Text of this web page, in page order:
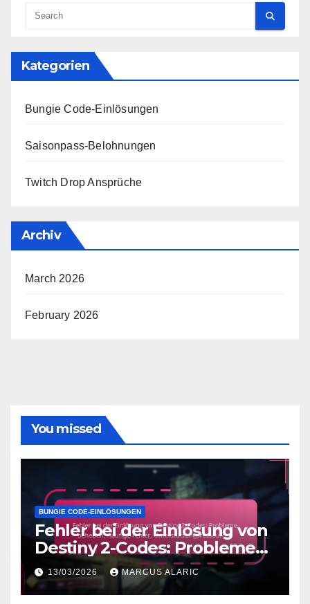
Kategorien
Bungie Code-Einlösungen
Saisonpass-Belohnungen
Twitch Drop Ansprüche
Archiv
March 2026
February 2026
You missed
BUNGIE CODE-EINLÖSUNGEN
Fehler bei der Einlösung von
Destiny 2-Codes: Probleme
beheben, Häufige Fehler,
Unterstützungsressourcen
13/03/2026 MARCUS ALARIC